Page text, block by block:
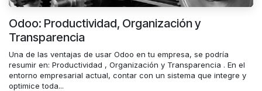
Odoo: Productividad, Organización y
Transparencia
Una de las ventajas de usar Odoo en tu empresa, se podría
resumir en: Productividad , Organización y Transparencia . En el
entorno empresarial actual, contar con un sistema que integre y
optimice toda...